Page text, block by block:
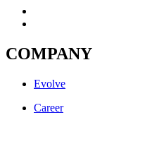
COMPANY
Evolve
Career